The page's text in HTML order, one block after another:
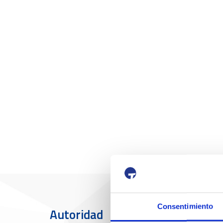
Consentimiento
Autoridad El Puerto